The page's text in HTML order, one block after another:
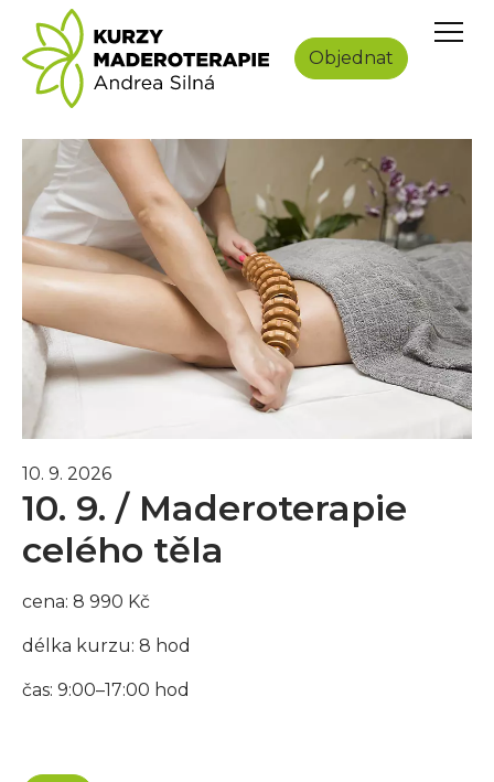
Přeskočit na hlavní obsah
Objednat
10. 9. 2026
10. 9. / Maderoterapie
celého těla
cena: 8 990 Kč
délka kurzu: 8 hod
čas: 9:00–17:00 hod